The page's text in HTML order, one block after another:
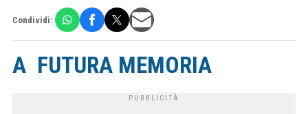
Condividi:
A FUTURA MEMORIA